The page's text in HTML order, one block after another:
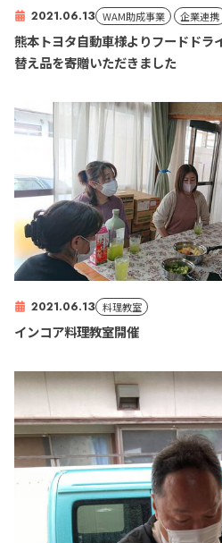
2021.06.13 WAM助成事業 企業連携
熊本トヨタ自動車様よりフードドラ
替え品を寄贈いただきました
2021.06.13 料理教室
インコア料理教室開催